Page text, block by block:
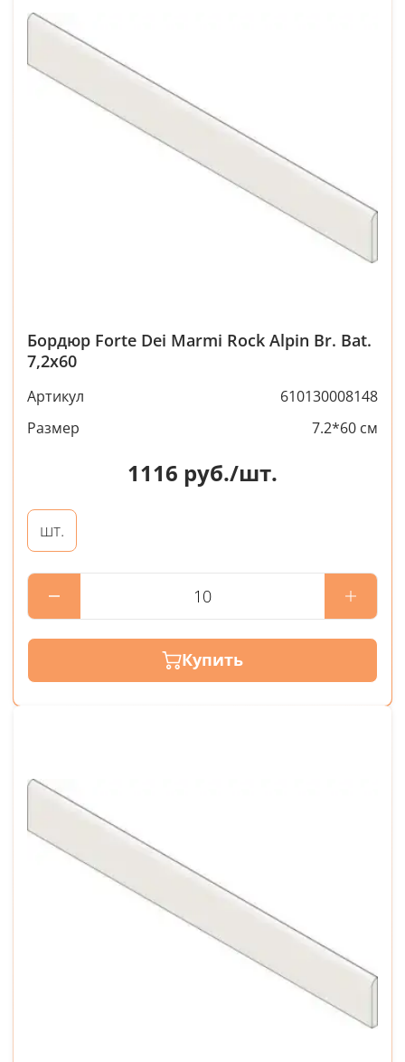
Бордюр Forte Dei Marmi Rock Alpin Br. Bat.
7,2x60
Артикул
610130008148
Размер
7.2*60 см
1116 руб./шт.
шт.
Купить